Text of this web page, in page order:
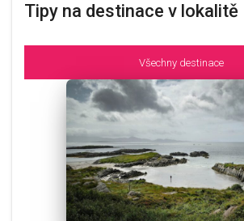
Tipy na destinace v lokalitě
Všechny destinace